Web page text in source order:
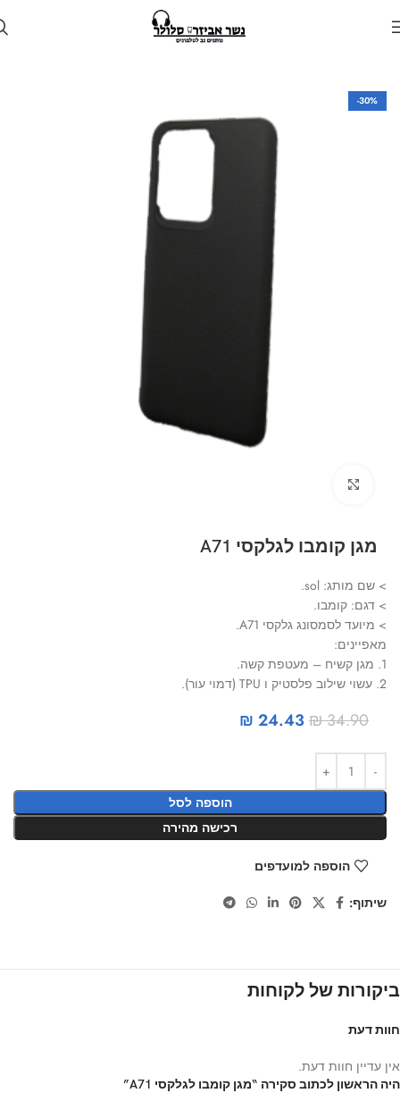
מגנים למכשירי סמסונג
-30%
מגן קומבו לגלקסי A71
> שם מותג: sol.
> דגם: קומבו.
> מיועד לסמסונג גלקסי A71.
מאפיינים:
1. מגן קשיח – מעטפת קשה.
2. עשוי שילוב פלסטיק ו TPU (דמוי עור).
₪34.90
₪ 24.43
הוספה לסל
רכישה מהירה
הוספה למועדפים
שיתוף:
ביקורות של לקוחות
חוות דעת
אין עדיין חוות דעת.
היה הראשון לכתוב סקירה “מגן קומבו לגלקסי A71”